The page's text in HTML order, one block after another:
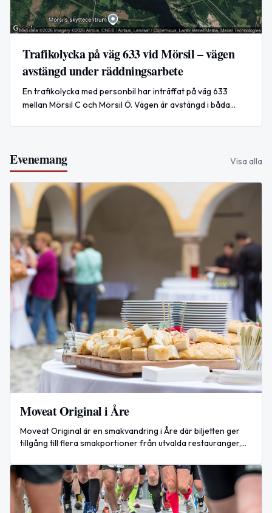
Trafikolycka på väg 633 vid Mörsil – vägen
avstängd under räddningsarbete
En trafikolycka med personbil har inträffat på väg 633
mellan Mörsil C och Mörsil Ö. Vägen är avstängd i båda
Evenemang Visa alla
Moveat Original i Åre
Moveat Original är en smakvandring i Åre där biljetten ger
tillgång till flera smakportioner från utvalda restauranger,
11.00–17.30.